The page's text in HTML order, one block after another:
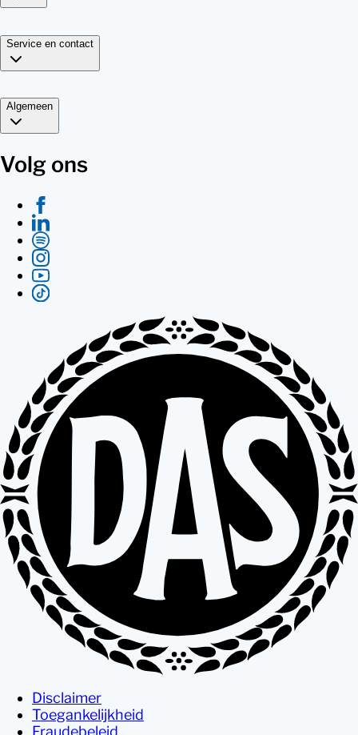
Service en contact
Algemeen
Volg ons
Disclaimer
Toegankelijkheid
Fraudebeleid